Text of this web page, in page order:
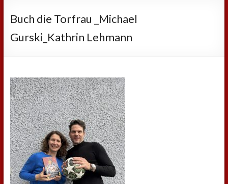
Sport
Business
Buch die Torfrau _Michael
Gurski_Kathrin Lehmann